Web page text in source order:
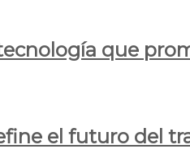
que
el futuro del